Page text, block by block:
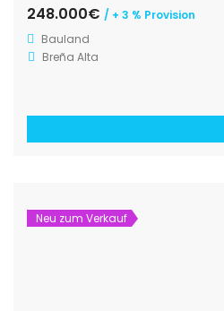
248.000€ / + 3 % Provision
Bauland
Breña Alta
Neu zum Verkauf